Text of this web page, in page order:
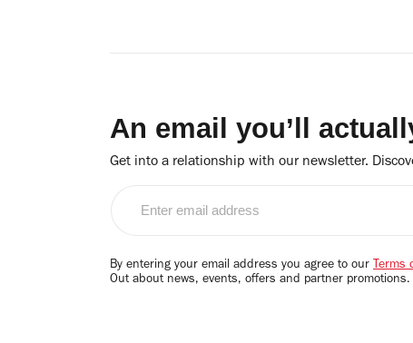
An email you’ll
Get into a relationship with our newsletter.
email
By entering your email address you agree to our Terms
Out about news, events, offers and partner promotions.